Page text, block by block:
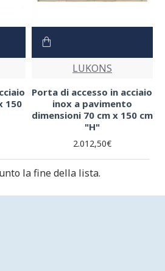
150
LUKONS
Porta di accesso in acciaio
inox a pavimento
dimensioni 70 cm x 150 cm
"H"
2.012,50€
la fine della lista.